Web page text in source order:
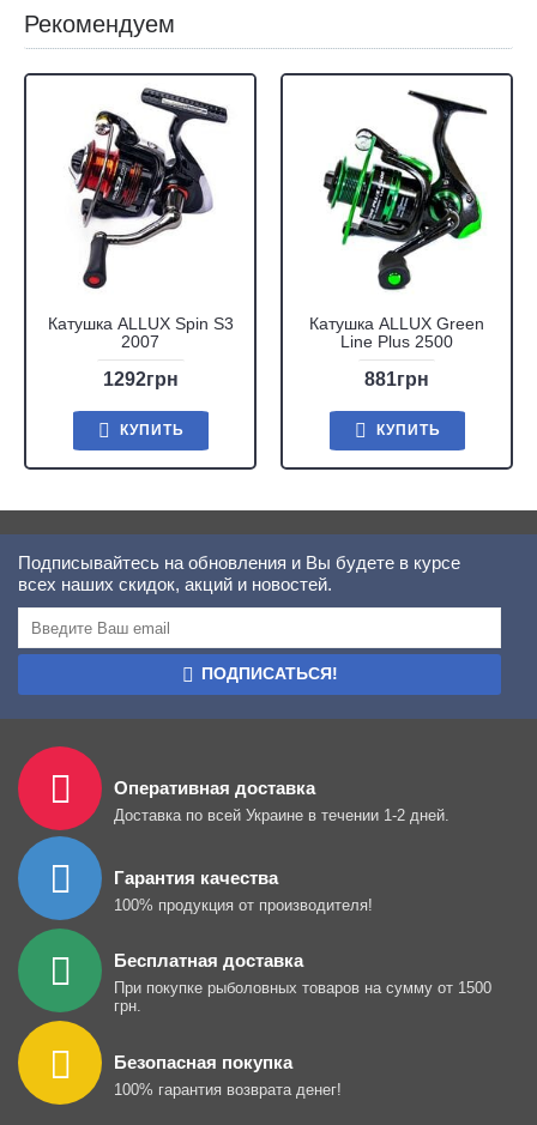
Рекомендуем
Катушка ALLUX Spin S3
2007
1292грн
КУПИТЬ
Катушка ALLUX Green
Line Plus 2500
881грн
КУПИТЬ
Подписывайтесь на обновления и Вы будете в курсе
всех наших скидок, акций и новостей.
ПОДПИСАТЬСЯ!
Оперативная доставка
Доставка по всей Украине в течении 1-2 дней.
Гарантия качества
100% продукция от производителя!
Бесплатная доставка
При покупке рыболовных товаров на сумму от 1500
грн.
Безопасная покупка
100% гарантия возврата денег!